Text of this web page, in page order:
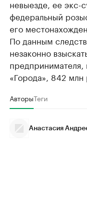
невыезде, ее экс-
федеральный
его
По данным
незаконно
предпринимателя,
«Города», 842 млн
АвторыТеги
Анастасия